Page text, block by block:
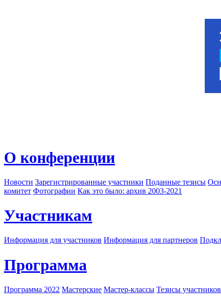
О конференции
Новости Зарегистрированные участники Поданные тезисы
комитет Фотографии Как это было: архив 2003-2021
Участникам
Информация для участников Информация для партнеров
Программа
Программа 2022 Мастерские Мастер-классы Тезисы